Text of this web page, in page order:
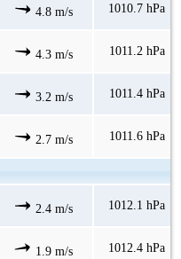
4.8 m/s 1010.7 hPa
4.3 m/s 1011.2 hPa
3.2 m/s 1011.4 hPa
2.7 m/s 1011.6 hPa
2.4 m/s 1012.1 hPa
1.9 m/s 1012.4 hPa